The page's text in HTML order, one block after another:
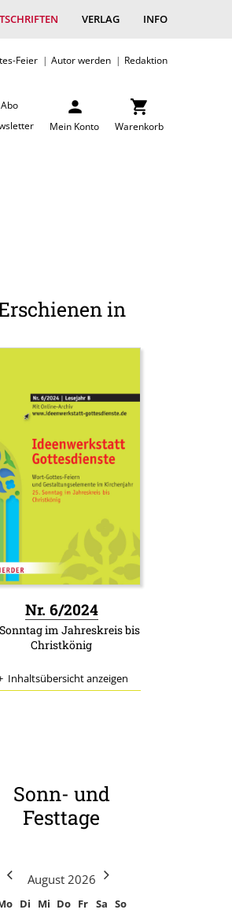
VERLAG INFO
Feier Autor werden Redaktion
Abo
Mein Konto Warenkorb
in
Nr. 6/2024:
im Jahreskreis bis
Christkönig
Inhaltsübersicht anzeigen
Sonn- und
Festtage
August 2026
Di Mi Do Fr Sa So